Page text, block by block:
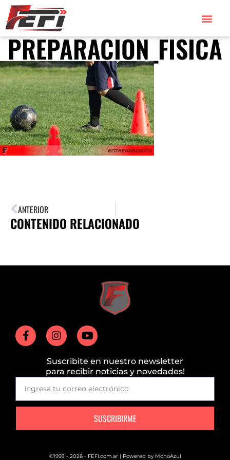
PREPARACION_FISICA
ANTERIOR
CONTENIDO RELACIONADO
Suscribite en nuestro newsletter
para recibir noticias y novedades!
SUSCRIBIRME
©1993 - 2026 - FEFI.com.ar | Powered by MonoAzul